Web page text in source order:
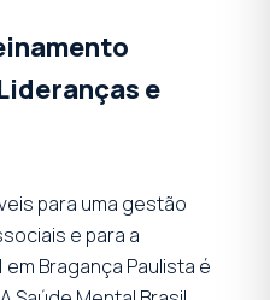
e
para uma gestão
e para a
Bragança Paulista é